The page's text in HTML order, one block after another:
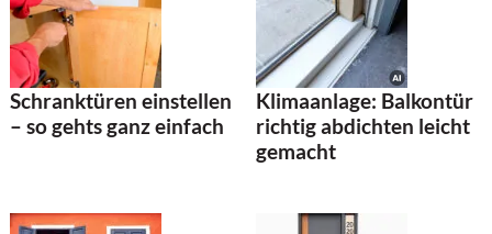
Schranktüren einstellen
– so gehts ganz einfach
Klimaanlage: Balkontür
richtig abdichten leicht
gemacht